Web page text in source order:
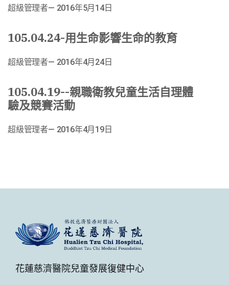
超級管理者 2016年5月14日
105.04.24-用生命影響生命的教育
超級管理者 2016年4月24日
105.04.19--親職衛教兒童生活自理體
驗及競賽活動
超級管理者 2016年4月19日
花蓮慈濟醫院兒童發展復健中心